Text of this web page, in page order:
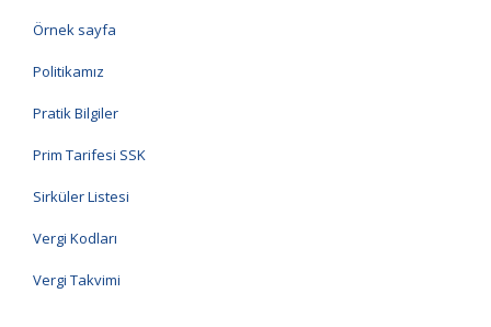
Örnek sayfa
Politikamız
Pratik Bilgiler
Prim Tarifesi SSK
Sirküler Listesi
Vergi Kodları
Vergi Takvimi